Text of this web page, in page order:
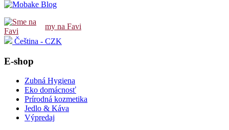
my na Favi
Čeština - CZK
E-shop
Zubná Hygiena
Eko domácnosť
Prírodná kozmetika
Jedlo & Káva
Výpredaj